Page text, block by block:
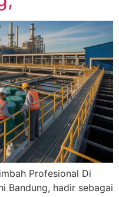
Profesional Di
Bandung, hadir sebagai